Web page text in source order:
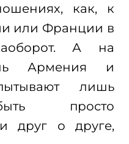
как, к
или Франции в
А на
Армения и
лишь
просто
друг о друге,